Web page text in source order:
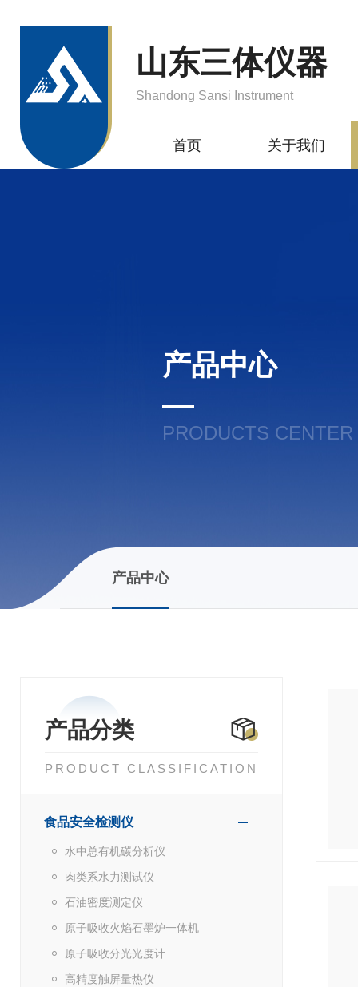
山东三体仪器
Shandong Sansi Instrument
首页 关于我们
产品中心
PRODUCTS CENTER
产品中心
产品分类
PRODUCT CLASSIFICATION
食品安全检测仪
水中总有机碳分析仪
肉类系水力测试仪
石油密度测定仪
原子吸收火焰石墨炉一体机
原子吸收分光光度计
高精度触屏量热仪